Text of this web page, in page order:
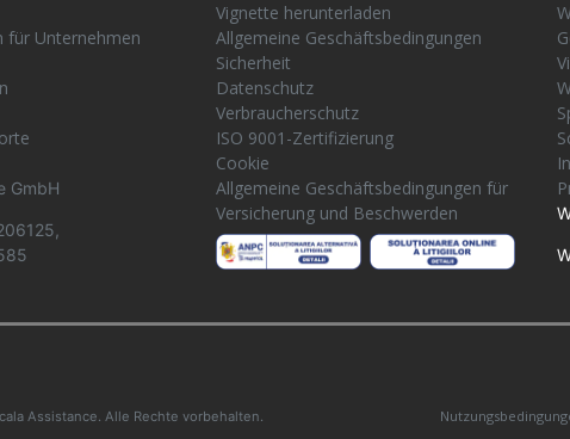
für Unternehmen
GmbH
Vignette herunterladen
Allgemeine Geschäftsbedingungen
Sicherheit
Datenschutz
Verbraucherschutz
ISO 9001-Zertifizierung
Cookie
Allgemeine Geschäftsbedingungen für
Versicherung und Beschwerden
Assistance. Alle Rechte vorbehalten.